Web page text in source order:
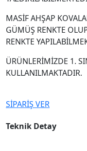
MASİF AHŞAP
GÜMÜŞ RENKTE
RENKTE
ÜRÜNLERİMİZDE 1.
KULLANILMAKTADIR.
SİPARİŞ VER
Teknik Detay